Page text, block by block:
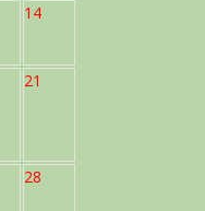
14
21
28